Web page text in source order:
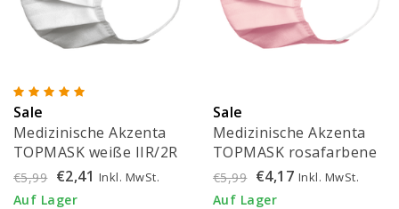
Sale
Medizinische Akzenta
TOPMASK weiße IIR/2R
Mundmasken mit
Gummiband 50 Stück
€5,99 €2,41 Inkl. MwSt.
Auf Lager
Sale
Medizinische Akzenta
TOPMASK rosafarbene
IIR/2R Mundmasken mit
Gummiband 50 Stück
€5,99 €4,17 Inkl. MwSt.
Auf Lager